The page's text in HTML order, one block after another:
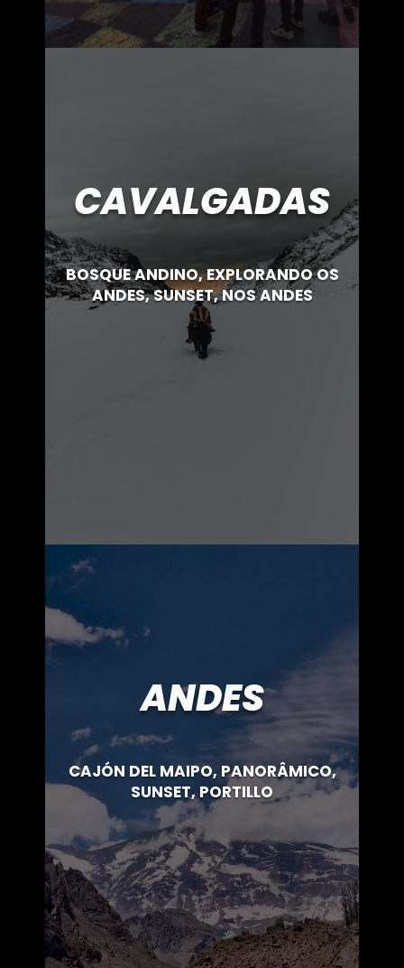
CAVALGADAS
BOSQUE ANDINO, EXPLORANDO OS
ANDES, SUNSET, NOS ANDES
ANDES
CAJÓN DEL MAIPO, PANORÂMICO,
SUNSET, PORTILLO